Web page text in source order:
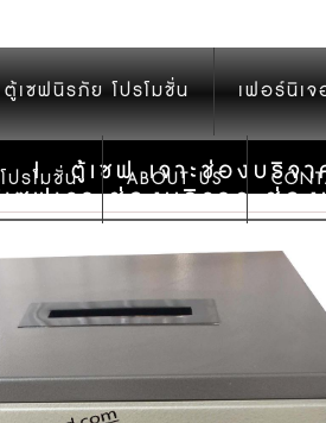
ตู้เซฟนิรภัย โปรโมชั่น เฟอร์นิเ
ปรโมชั่น ABOUT US
|ตู้เซฟ เจาะช่องบริจ
ซฟเจาะช่องบริจาค ช่อ